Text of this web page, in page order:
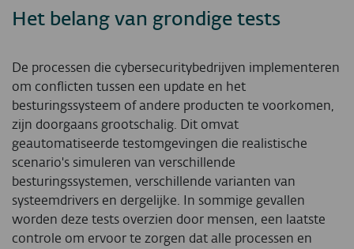
Het belang van grondige tests
De processen die cybersecuritybedrijven implementeren
om conflicten tussen een update en het
besturingssysteem of andere producten te voorkomen,
zijn doorgaans grootschalig. Dit omvat
geautomatiseerde testomgevingen die realistische
scenario's simuleren van verschillende
besturingssystemen, verschillende varianten van
systeemdrivers en dergelijke. In sommige gevallen
worden deze tests overzien door mensen, een laatste
controle om ervoor te zorgen dat alle processen en